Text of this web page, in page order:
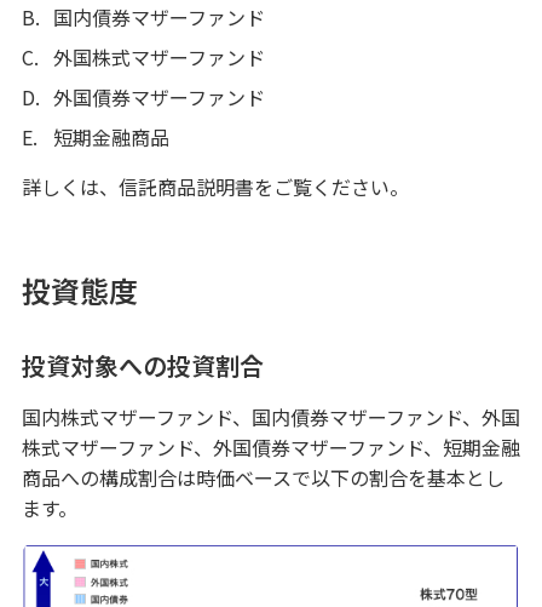
電話取引サービス
マネープランセット
本日の金利・配当率
資料請求
書面取次ぎ行為に係る最良執行方針について
引き継ぐ・遺す
B. 国内債券マザーファンド
C. 外国株式マザーファンド
D. 外国債券マザーファンド
E.
短期金融商品
詳しくは、信託商品説明書をご覧ください。
投資態度
投資対象への投資割合
国内株式マザーファンド、国内債券マザーファンド、外国
株式マザーファンド、外国債券マザーファンド、短期金融
商品への構成割合は時価ベースで以下の割合を基本とし
ます。